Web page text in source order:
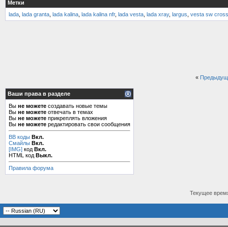
Метки
lada lada granta lada kalina lada kalina nfr, lada vesta lada xray, largus vesta sw cross
«
Ваши права в разделе
Вы не можете создавать новые темы
Вы не можете отвечать в темах
Вы не можете прикреплять вложения
Вы не можете редактировать свои сообщения
BB коды Вкл.
Смайлы Вкл.
[IMG] код Вкл.
HTML код Выкл.
Правила форума
Текущее